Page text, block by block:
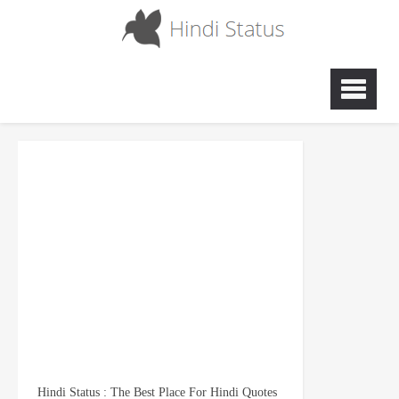
Hindi Status : The Best Place For Hindi Quotes